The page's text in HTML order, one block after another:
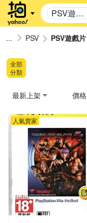
PSV遊戲
片
PSV PSV遊戲片
全部
分類
最新上架 價格
人氣賣家